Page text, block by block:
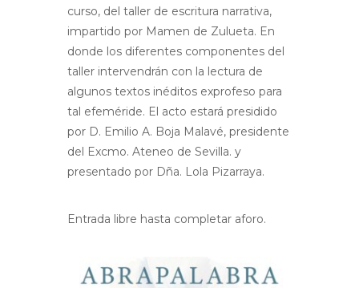
curso, del taller de escritura narrativa,
impartido por Mamen de Zulueta. En
donde los diferentes componentes del
taller intervendrán con la lectura de
algunos textos inéditos exprofeso para
tal efeméride. El acto estará presidido
por D. Emilio A. Boja Malavé, presidente
del Excmo. Ateneo de Sevilla. y
presentado por Dña. Lola Pizarraya.
Entrada libre hasta completar aforo.